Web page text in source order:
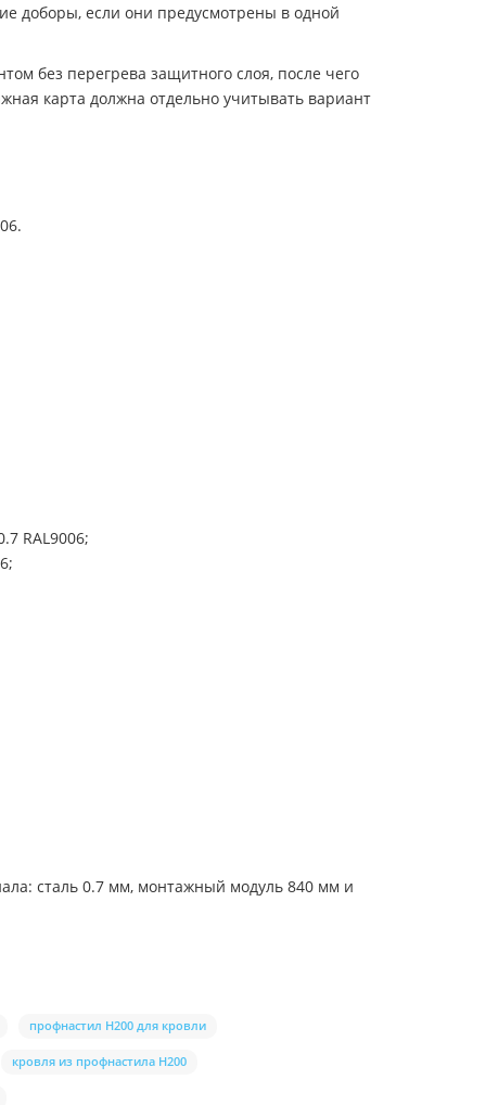
доборы, если они предусмотрены в одной
без перегрева защитного слоя, после чего
карта должна отдельно учитывать вариант
RAL9006;
сталь 0.7 мм, монтажный модуль 840 мм и
профнастил Н200 для кровли
кровля из профнастила Н200